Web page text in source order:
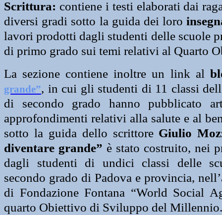
Scrittura: contiene i testi elaborati dai
diversi gradi sotto la guida dei loro
lavori prodotti dagli studenti delle scuole
di primo grado sui temi relativi al Quarto
La sezione contiene inoltre un link al
grande”, in cui gli studenti di 11 classi
di secondo grado hanno pubblicato
approfondimenti relativi alla salute e al
sotto la guida dello scrittore Giulio
diventare grande” è stato costruito, nei
dagli studenti di undici classi delle
secondo grado di Padova e provincia,
di Fondazione Fontana “World Social
quarto Obiettivo di Sviluppo del Millennio.